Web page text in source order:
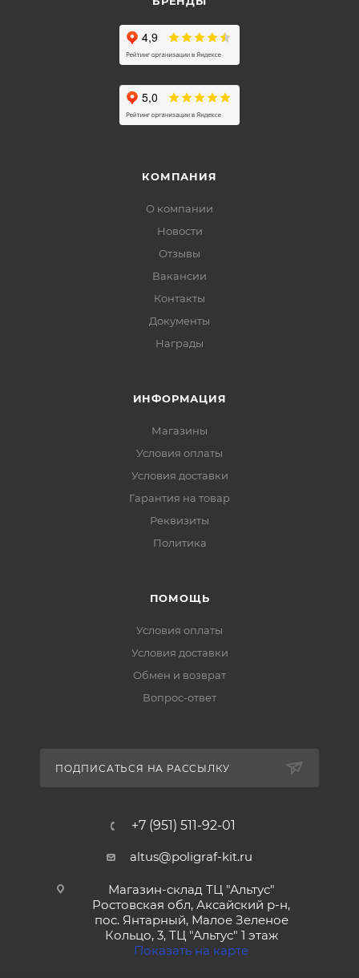
КОМПАНИЯ
О компании
Новости
Отзывы
Вакансии
Контакты
Документы
Награды
ИНФОРМАЦИЯ
Магазины
Условия оплаты
Условия доставки
Гарантия на товар
Реквизиты
Политика
ПОМОЩЬ
Условия оплаты
Условия доставки
Обмен и возврат
Вопрос-ответ
ПОДПИСАТЬСЯ НА РАССЫЛКУ
+7 (951) 511-92-01
altus@poligraf-kit.ru
Магазин-склад ТЦ "Альтус"
Ростовская обл, Аксайский р-н,
пос. Янтарный, Малое Зеленое
Кольцо, 3, ТЦ "Альтус" 1 этаж
Показать на карте